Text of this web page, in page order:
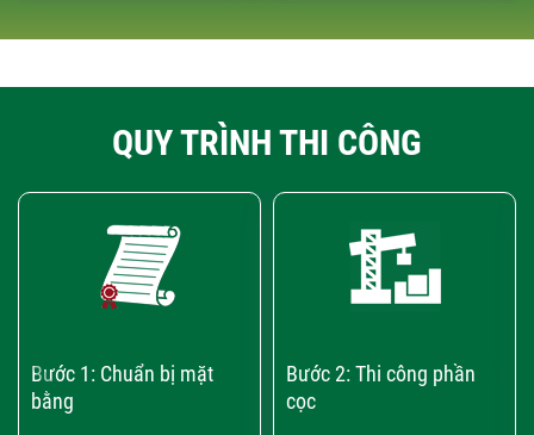
QUY TRÌNH THI CÔNG
Bước 1: Chuẩn bị mặt
bằng
Bước 2: Thi công phần
cọc
›
‹